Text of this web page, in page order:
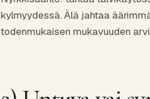
kylmyydessä. Älä jahtaa
todenmukaisen mukavuuden